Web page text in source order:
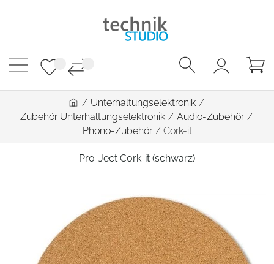
/ Unterhaltungselektronik /
Zubehör Unterhaltungselektronik / Audio-Zubehör/
Phono-Zubehör / Cork-it
Pro-Ject Cork-it (schwarz)